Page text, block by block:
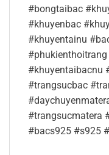
#bongtaibac
#khuyenbac
#khuyentainu
#khuyentaibacnu
#trangsucbac
#trangsucmatera
#bacs925 #s925